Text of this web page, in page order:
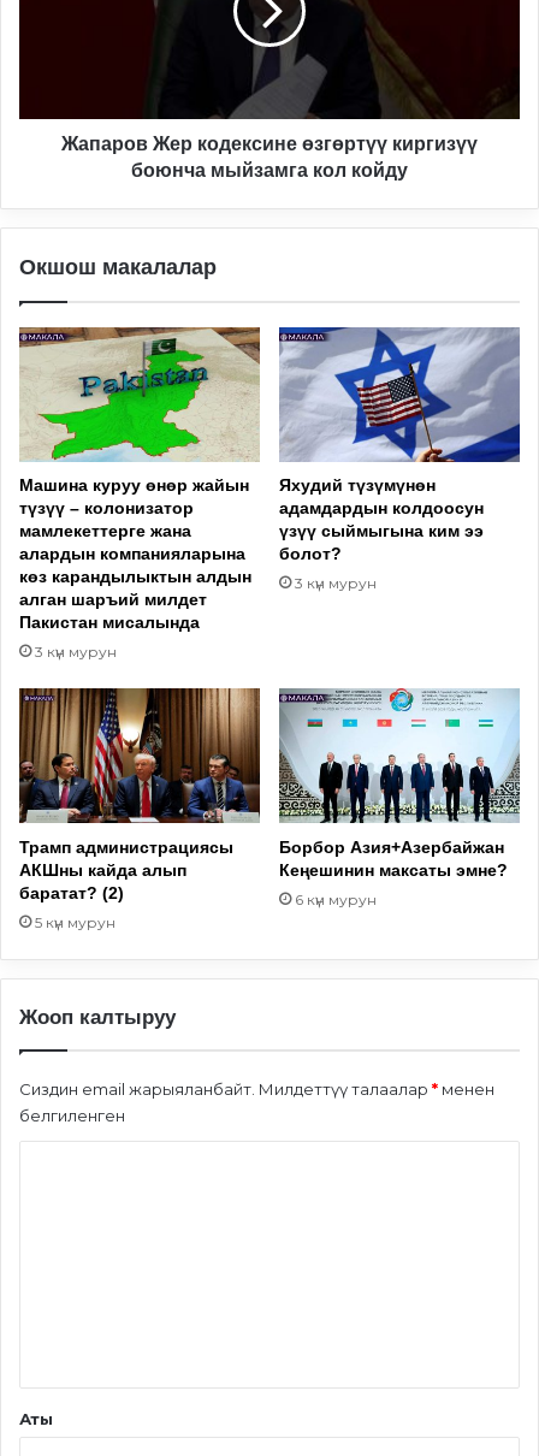
койду
Жапаров Жер кодексине өзгөртүү киргизүү
боюнча мыйзамга кол койду
Окшош макалалар
Машина куруу өнөр жайын
түзүү – колонизатор
мамлекеттерге жана
алардын компанияларына
көз карандылыктын алдын
алган шаръий милдет
Пакистан мисалында
3 күн мурун
Яхудий түзүмүнөн
адамдардын колдоосун
үзүү сыймыгына ким ээ
болот?
3 күн мурун
Трамп администрациясы
АКШны кайда алып
баратат? (2)
5 күн мурун
Борбор Азия+Азербайжан
Кеңешинин максаты эмне?
6 күн мурун
Жооп калтыруу
Сиздин email жарыяланбайт. Милдеттүү талаалар * менен
белгиленген
Аты